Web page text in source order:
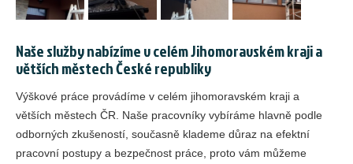
Naše služby nabízíme v celém Jihomoravském kraji a
větších městech České republiky
Výškové práce provádíme v celém jihomoravském kraji a
větších městech ČR. Naše pracovníky vybíráme hlavně podle
odborných zkušeností, současně klademe důraz na efektní
pracovní postupy a bezpečnost práce, proto vám můžeme